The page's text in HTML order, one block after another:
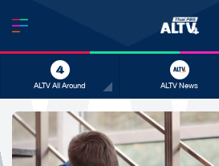
ALTV All Around ALTV News